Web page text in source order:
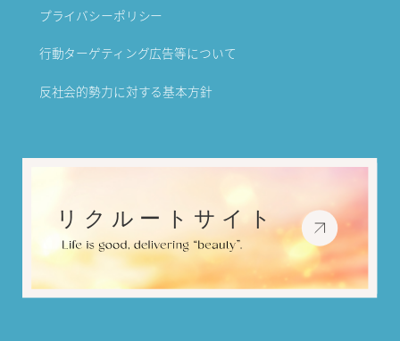
プライバシーポリシー
行動ターゲティング広告等について
反社会的勢力に対する基本方針